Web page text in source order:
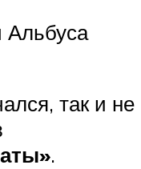
Альбуса
так и не
.